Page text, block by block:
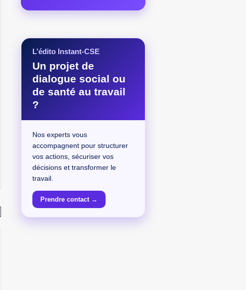
L’édito Instant-CSE
Un projet de
dialogue social ou
de santé au travail
?
Nos experts vous
accompagnent pour structurer
vos actions, sécuriser vos
décisions et transformer le
travail.
Prendre contact →